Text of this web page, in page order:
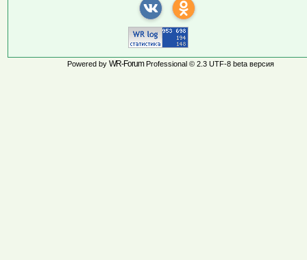
Powered by WR-ForumProfessional © 2.3 UTF-8 beta версия